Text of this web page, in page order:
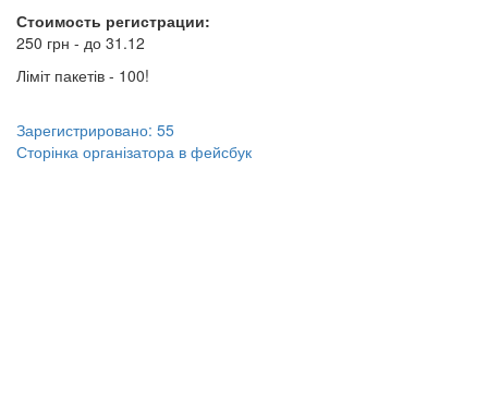
Стоимость регистрации:
250 грн - до 31.12
Ліміт пакетів - 100!
Зарегистрировано: 55
Сторінка організатора в фейсбук